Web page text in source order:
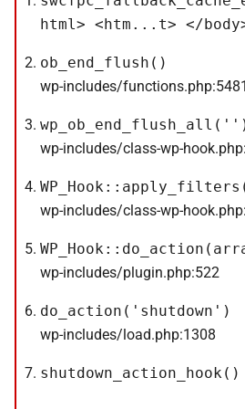
html> <htm...t> </
ob_end_flush()
wp-includes/functions.php:5481
wp-includes/class-wp-
wp-includes/class-wp-
wp-includes/plugin.php:522
do_action('shutdown')
wp-includes/load.php:1308
shutdown_action_hook()